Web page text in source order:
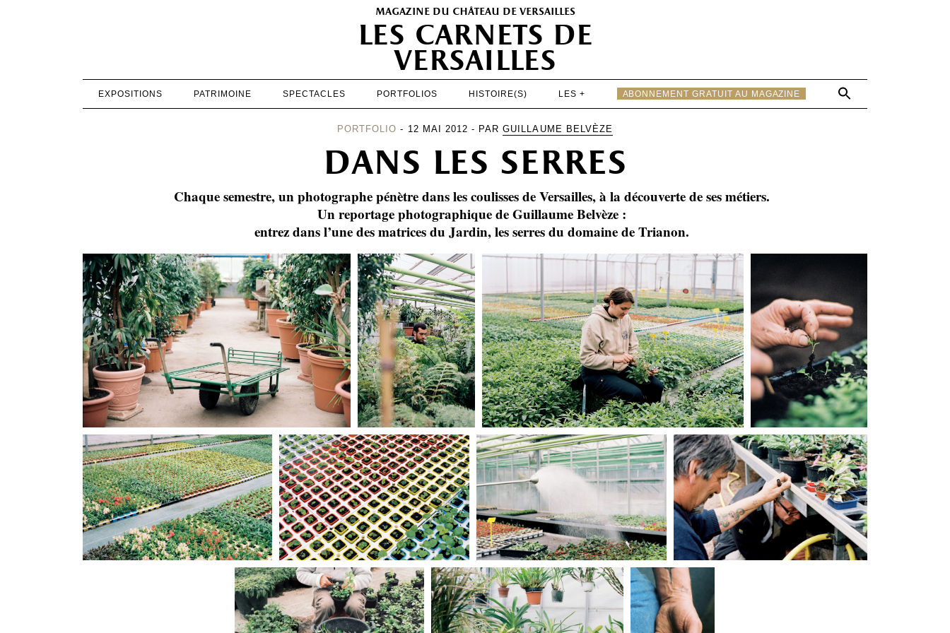
magazine du château de versailles
les carnets de
versailles
EXPOSITIONS PATRIMOINE SPECTACLES PORTFOLIOS HISTOIRE(S) LES + ABONNEMENT GRATUIT AU MAGAZINE
for:
Search Button
EXPOSITIONS
PATRIMOINE
SPECTACLES
PORTFOLIOS
HISTOIRE(S)
LES +
ABONNEMENT GRATUIT AU MAGAZINE
PORTFOLIO - 12 MAI 2012 - PARGUILLAUME BELVÈZE
dans les serres
Chaque semestre, un photographe pénètre dans les coulisses de Versailles, à la découverte de ses métiers.
Un reportage photographique de Guillaume Belvèze :
entrez dans l’une des matrices du Jardin, les serres du domaine de Trianon.